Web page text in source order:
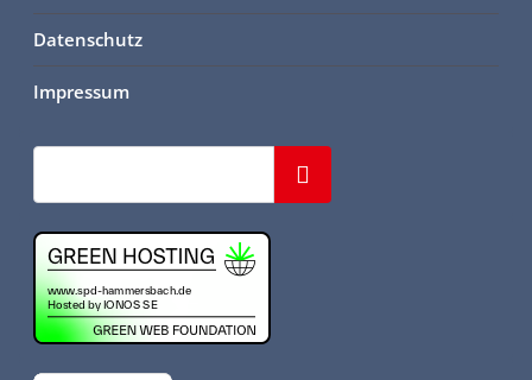
Datenschutz
Impressum
Suchen